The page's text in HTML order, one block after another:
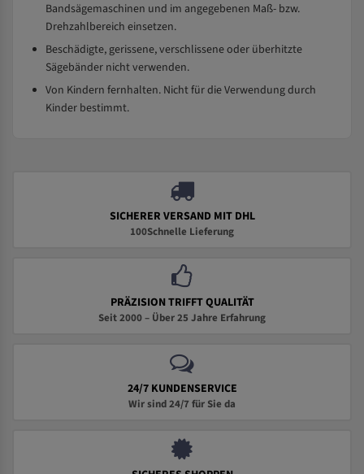
Bandsägemaschinen und im angegebenen Maß- bzw.
Drehzahlbereich einsetzen.
Beschädigte, gerissene, verschlissene oder überhitzte
Sägebänder nicht verwenden.
Von Kindern fernhalten. Nicht für die Verwendung durch
Kinder bestimmt.
SICHERER VERSAND MIT DHL
100Schnelle Lieferung
PRÄZISION TRIFFT QUALITÄT
Seit 2000 – Über 25 Jahre Erfahrung
24/7 KUNDENSERVICE
Wir sind 24/7 für Sie da